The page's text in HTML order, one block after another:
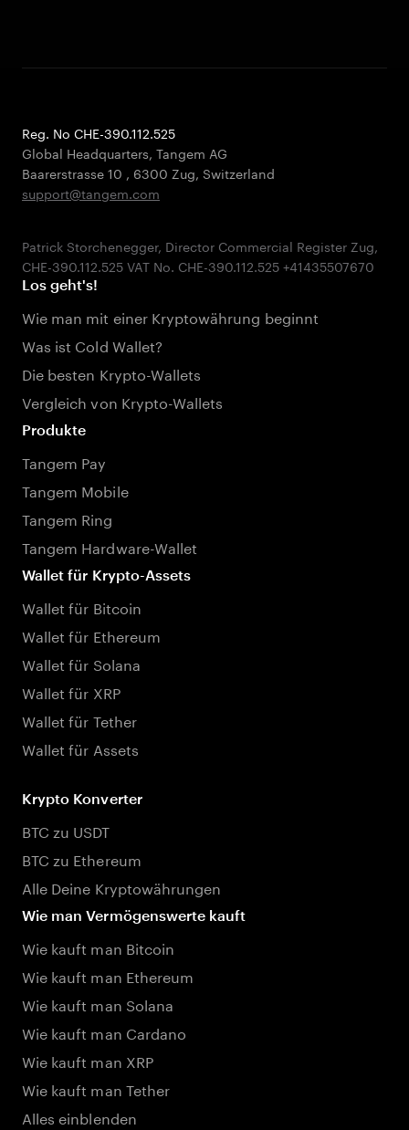
Reg. No CHE-390.112.525
Global Headquarters, Tangem AG
Baarerstrasse 10 , 6300 Zug, Switzerland
support@tangem.com
Patrick Storchenegger, Director Commercial Register Zug,
Los geht's!
Wie man mit einer Kryptowährung beginnt
Was ist Cold Wallet?
Die besten Krypto-Wallets
Vergleich von Krypto-Wallets
Produkte
Tangem Pay
Tangem Mobile
Tangem Ring
Tangem Hardware-Wallet
Wallet für Krypto-Assets
Wallet für Bitcoin
Wallet für Ethereum
Wallet für Solana
Wallet für XRP
Wallet für Tether
Wallet für Assets
Krypto Konverter
BTC zu USDT
BTC zu Ethereum
Alle Deine Kryptowährungen
Wie man Vermögenswerte kauft
Wie kauft man Bitcoin
Wie kauft man Ethereum
Wie kauft man Solana
Wie kauft man Cardano
Wie kauft man XRP
Wie kauft man Tether
Alles einblenden